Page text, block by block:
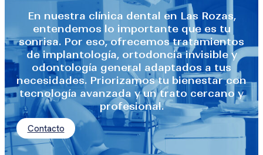
En nuestra clínica dental en Las Rozas,
entendemos lo importante que es tu
sonrisa. Por eso, ofrecemos tratamientos
de implantología, ortodoncia invisible y
odontología general adaptados a tus
necesidades. Priorizamos tu bienestar con
tecnología avanzada y un trato cercano y
profesional.
Contacto